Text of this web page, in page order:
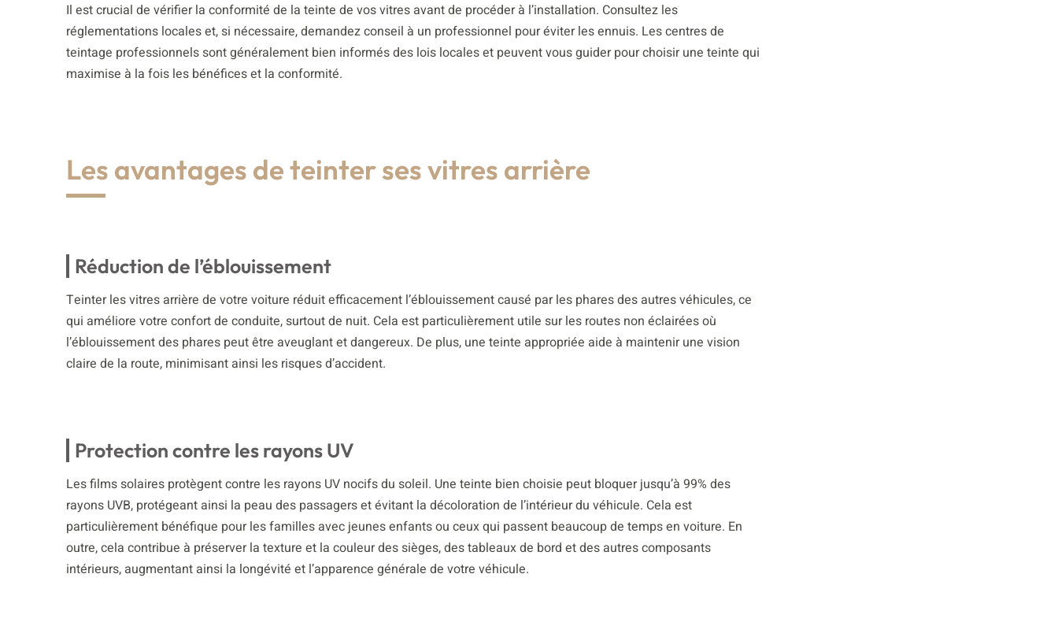
Il est crucial de vérifier la conformité de la teinte de vos vitres avant de procéder à l’installation. Consultez les
réglementations locales et, si nécessaire, demandez conseil à un professionnel pour éviter les ennuis. Les centres de
teintage professionnels sont généralement bien informés des lois locales et peuvent vous guider pour choisir une teinte qui
maximise à la fois les bénéfices et la conformité.
Les avantages de teinter ses vitres arrière
Réduction de l’éblouissement
Teinter les vitres arrière de votre voiture réduit efficacement l’éblouissement causé par les phares des autres véhicules, ce
qui améliore votre confort de conduite, surtout de nuit. Cela est particulièrement utile sur les routes non éclairées où
l’éblouissement des phares peut être aveuglant et dangereux. De plus, une teinte appropriée aide à maintenir une vision
claire de la route, minimisant ainsi les risques d’accident.
Protection contre les rayons UV
Les films solaires protègent contre les rayons UV nocifs du soleil. Une teinte bien choisie peut bloquer jusqu’à 99% des
rayons UVB, protégeant ainsi la peau des passagers et évitant la décoloration de l’intérieur du véhicule. Cela est
particulièrement bénéfique pour les familles avec jeunes enfants ou ceux qui passent beaucoup de temps en voiture. En
outre, cela contribue à préserver la texture et la couleur des sièges, des tableaux de bord et des autres composants
intérieurs, augmentant ainsi la longévité et l’apparence générale de votre véhicule.